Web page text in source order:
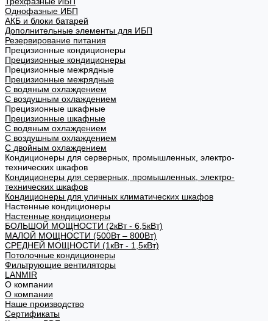
Однофазные ИБП
АКБ и блоки батарей
Дополнительные элементы для ИБП
Резервирование питания
Прецизионные кондиционеры
Прецизионные кондиционеры
Прецизионные межрядные
Прецизионные межрядные
С водяным охлаждением
С воздушным охлаждением
Прецизионные шкафные
Прецизионные шкафные
С водяным охлаждением
С воздушным охлаждением
С двойным охлаждением
Кондиционеры для серверных, промышленных, электро-
технических шкафов
Кондиционеры для серверных, промышленных, электро-
технических шкафов
Кондиционеры для уличных климатических шкафов
Настенные кондиционеры
Настенные кондиционеры
БОЛЬШОЙ МОЩНОСТИ (2кВт - 6,5кВт)
МАЛОЙ МОЩНОСТИ (500Вт – 800Вт)
СРЕДНЕЙ МОЩНОСТИ (1кВт - 1,5кВт)
Потолочные кондиционеры
Фильтрующие вентиляторы
LANMIR
О компании
О компании
Наше производство
Сертификаты